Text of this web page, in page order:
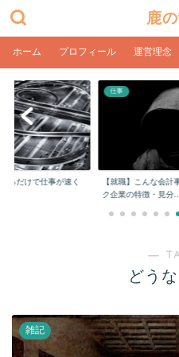
鹿
ホーム プロフィール 運営理念
るだけで仕事が速く
仕事
【就職】こんな会計
ク企業の特徴・見分...
―
どう
雑記